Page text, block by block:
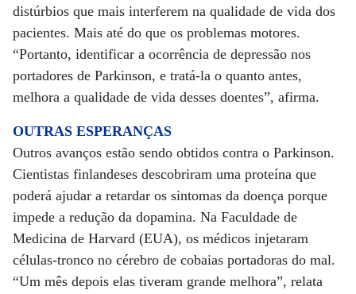
distúrbios que mais interferem na qualidade de vida dos
pacientes. Mais até do que os problemas motores.
“Portanto, identificar a ocorrência de depressão nos
portadores de Parkinson, e tratá-la o quanto antes,
melhora a qualidade de vida desses doentes”, afirma.
OUTRAS ESPERANÇAS
Outros avanços estão sendo obtidos contra o Parkinson.
Cientistas finlandeses descobriram uma proteína que
poderá ajudar a retardar os sintomas da doença porque
impede a redução da dopamina. Na Faculdade de
Medicina de Harvard (EUA), os médicos injetaram
células-tronco no cérebro de cobaias portadoras do mal.
“Um mês depois elas tiveram grande melhora”, relata